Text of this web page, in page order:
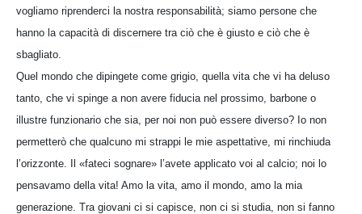
vogliamo riprenderci la nostra responsabilità; siamo persone che
hanno la capacità di discernere tra ciò che è giusto e ciò che è
sbagliato.
Quel mondo che dipingete come grigio, quella vita che vi ha deluso
tanto, che vi spinge a non avere fiducia nel prossimo, barbone o
illustre funzionario che sia, per noi non può essere diverso? Io non
permetterò che qualcuno mi strappi le mie aspettative, mi rinchiuda
l’orizzonte. Il «fateci sognare» l’avete applicato voi al calcio; noi lo
pensavamo della vita! Amo la vita, amo il mondo, amo la mia
generazione. Tra giovani ci si capisce, non ci si studia, non si fanno